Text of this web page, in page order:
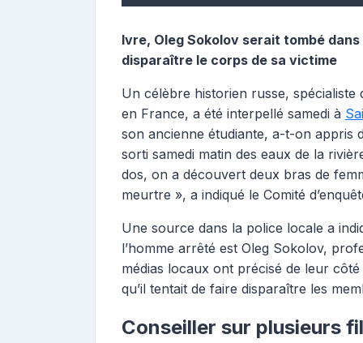
Ivre, Oleg Sokolov serait tombé
disparaître le corps de sa victime
Un célèbre historien russe, spécialiste
en France, a été interpellé samedi à
son ancienne étudiante, a-t-on appris
sorti samedi matin des eaux de la
dos, on a découvert deux bras de
meurtre », a indiqué le Comité
Une source dans la police locale a
l’homme arrêté est Oleg Sokolov,
médias locaux ont précisé de leur
qu’il tentait de faire disparaître les
Conseiller sur plusieurs